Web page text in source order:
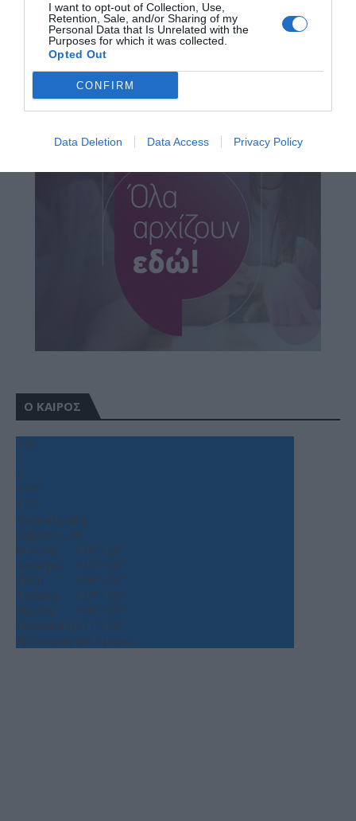
I want to opt-out of Collection, Use,
Retention, Sale, and/or Sharing of my
Personal Data that Is Unrelated with the
Purposes for which it was collected.
Opted Out
CONFIRM
Data Deletion Data Access Privacy Policy
Ο ΚΑΙΡΟΣ
+35
°
C
+37°
+25°
Θεσσαλονίκη
Σάββατο, 08
Κυριακή
+36°+28°
Δευτέρα
+35°+26°
Τρίτη
+36°+25°
Τετάρτη
+37°+26°
Πέμπτη
+36°+25°
Παρασκευή+31°+25°
Πρόγνωση για 7 μέρες